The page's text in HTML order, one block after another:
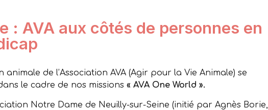
: AVA aux côtés de personnes en
de l’Association AVA (Agir pour la Vie Animale) se
le cadre de nos missions « AVA One World ».
Notre Dame de Neuilly-sur-Seine (initié par Agnès Borie,